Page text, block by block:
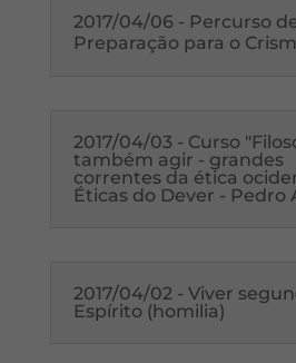
2017/04/06 - Percurso
Preparação para o
2017/04/03 - Curso
também agir - grandes
correntes da ética
Éticas do Dever - Pedro
2017/04/02 - Viver
Espírito (homilia)